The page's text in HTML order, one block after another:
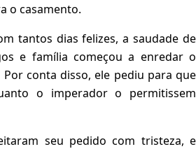
o casamento.
tantos dias felizes, a saudade de
e família começou a enredar o
conta disso, ele pediu para que
o imperador o permitissem
seu pedido com tristeza, e